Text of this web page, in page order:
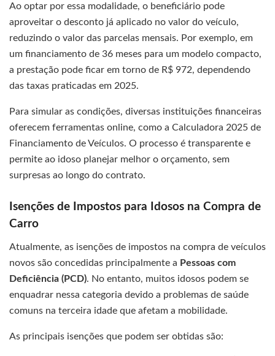
Ao optar por essa modalidade, o beneficiário pode
aproveitar o desconto já aplicado no valor do veículo,
reduzindo o valor das parcelas mensais. Por exemplo, em
um financiamento de 36 meses para um modelo compacto,
a prestação pode ficar em torno de R$ 972, dependendo
das taxas praticadas em 2025.
Para simular as condições, diversas instituições financeiras
oferecem ferramentas online, como a Calculadora 2025 de
Financiamento de Veículos. O processo é transparente e
permite ao idoso planejar melhor o orçamento, sem
surpresas ao longo do contrato.
Isenções de Impostos para Idosos na Compra de
Carro
Atualmente, as isenções de impostos na compra de veículos
novos são concedidas principalmente a Pessoas com
Deficiência (PCD). No entanto, muitos idosos podem se
enquadrar nessa categoria devido a problemas de saúde
comuns na terceira idade que afetam a mobilidade.
As principais isenções que podem ser obtidas são: